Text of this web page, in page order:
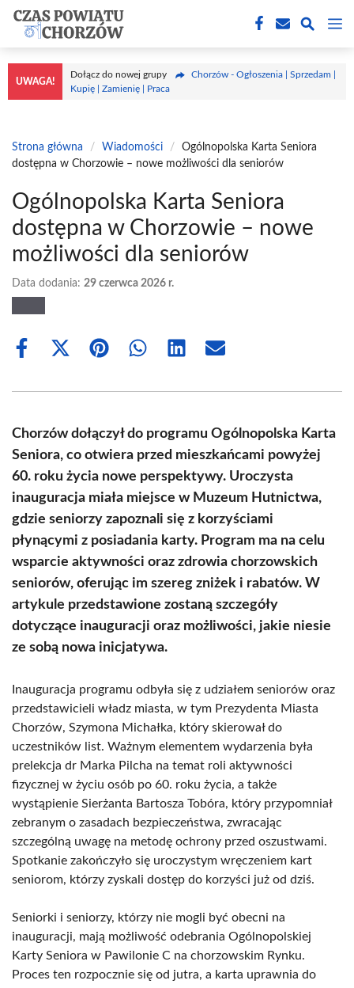
Przejdź
treści
UWAGA!
Dołącz do nowej grupy
Chorzów - Ogłoszenia | Sprzedam |
Kupię | Zamienię | Praca
Strona główna / Wiadomości /
Ogólnopolska Karta Seniora
dostępna w Chorzowie – nowe możliwości dla seniorów
Ogólnopolska Karta Seniora
dostępna w Chorzowie – nowe
możliwości dla seniorów
Data dodania: 29 czerwca 2026 r.
Share
Share
(Twitter)
Share Share Share Share
Chorzów dołączył do programu Ogólnopolska Karta
Seniora, co otwiera przed mieszkańcami powyżej
60. roku życia nowe perspektywy. Uroczysta
inauguracja miała miejsce w Muzeum Hutnictwa,
gdzie seniorzy zapoznali się z korzyściami
płynącymi z posiadania karty. Program ma na celu
wsparcie aktywności oraz zdrowia chorzowskich
seniorów, oferując im szereg zniżek i rabatów. W
artykule przedstawione zostaną szczegóły
dotyczące inauguracji oraz możliwości, jakie niesie
ze sobą nowa inicjatywa.
Inauguracja programu odbyła się z udziałem seniorów oraz
przedstawicieli władz miasta, w tym Prezydenta Miasta
Chorzów, Szymona Michałka, który skierował do
uczestników list. Ważnym elementem wydarzenia była
prelekcja dr Marka Pilcha na temat roli aktywności
fizycznej w życiu osób po 60. roku życia, a także
wystąpienie Sierżanta Bartosza Tobóra, który przypomniał
zebranym o zasadach bezpieczeństwa, zwracając
szczególną uwagę na metodę ochrony przed oszustwami.
Spotkanie zakończyło się uroczystym wręczeniem kart
seniorom, którzy zyskali dostęp do korzyści już od dziś.
Seniorki i seniorzy, którzy nie mogli być obecni na
inauguracji, mają możliwość odebrania Ogólnopolskiej
Karty Seniora w Pawilonie C na chorzowskim Rynku.
Proces ten rozpocznie się od jutra, a karta uprawnia do